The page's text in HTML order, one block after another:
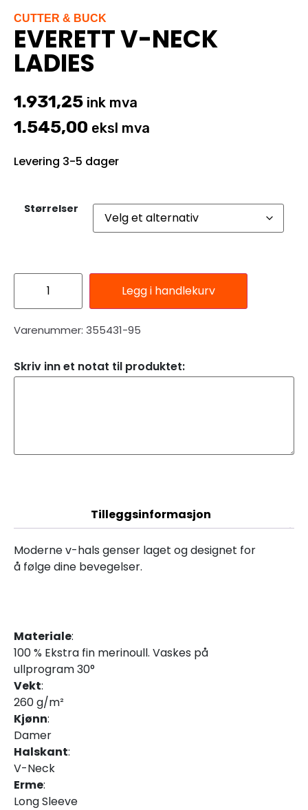
CUTTER & BUCK
EVERETT V-NECK
LADIES
1.931,25 ink mva
1.545,00 eksl mva
Levering 3-5 dager
Størrelser
Legg i handlekurv
Varenummer: 355431-95
Skriv inn et notat til produktet:
Tilleggsinformasjon
Moderne v-hals genser laget og designet for
å følge dine bevegelser.
Materiale:
100 % Ekstra fin merinoull. Vaskes på
ullprogram 30°
Vekt:
260 g/m²
Kjønn:
Damer
Halskant:
V-Neck
Erme:
Long Sleeve